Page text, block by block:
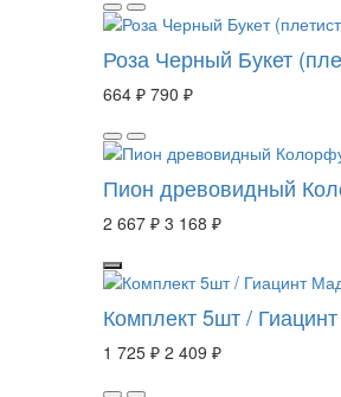
Роза Черный Букет
664 ₽ 790 ₽
Пион древовидный
2 667 ₽ 3 168 ₽
Комплект 5шт /
1 725 ₽ 2 409 ₽